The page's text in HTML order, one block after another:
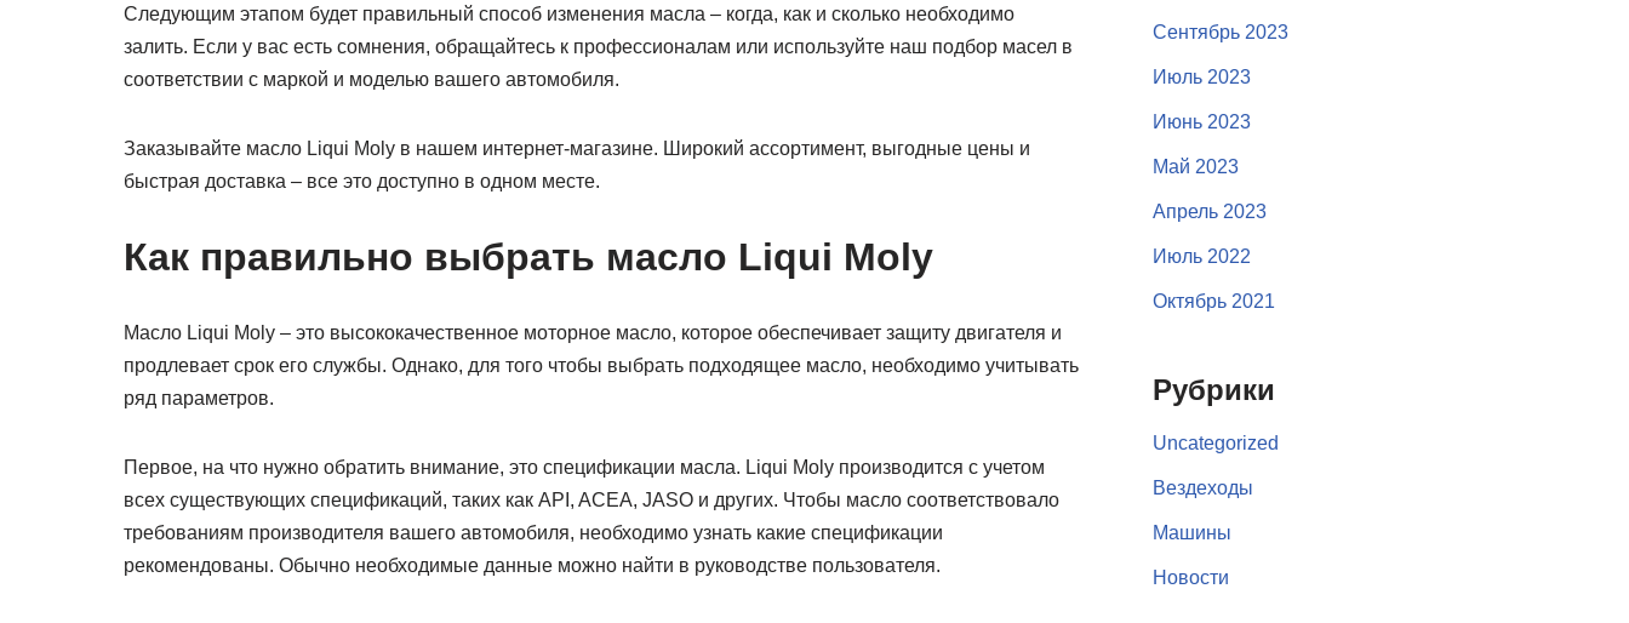
Следующим этапом будет правильный способ изменения масла – когда, как и сколько необходимо
залить. Если у вас есть сомнения, обращайтесь к профессионалам или используйте наш подбор масел в
соответствии с маркой и моделью вашего автомобиля.
Заказывайте масло Liqui Moly в нашем интернет-магазине. Широкий ассортимент, выгодные цены и
быстрая доставка – все это доступно в одном месте.
Как правильно выбрать масло Liqui Moly
Масло Liqui Moly – это высококачественное моторное масло, которое обеспечивает защиту двигателя и
продлевает срок его службы. Однако, для того чтобы выбрать подходящее масло, необходимо учитывать
ряд параметров.
Первое, на что нужно обратить внимание, это спецификации масла. Liqui Moly производится с учетом
всех существующих спецификаций, таких как API, ACEA, JASO и других. Чтобы масло соответствовало
требованиям производителя вашего автомобиля, необходимо узнать какие спецификации
рекомендованы. Обычно необходимые данные можно найти в руководстве пользователя.
Сентябрь 2023
Июль 2023
Июнь 2023
Май 2023
Апрель 2023
Июль 2022
Октябрь 2021
Рубрики
Uncategorized
Вездеходы
Машины
Новости